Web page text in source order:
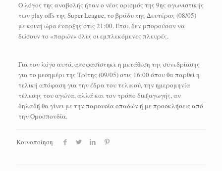
Ο λόγος της αναβολής ήταν ο νέος ορισμός της 9ης αγωνιστικής
των play offs της Super League, το βράδυ της Δευτέρας (08/05)
με κοινή ώρα έναρξης στις 21:00. Έτσι, δεν μπορούσαν να
δώσουν το «παρών» όλες οι εμπλεκόμενες πλευρές.
Για τον λόγο αυτό, αποφασίστηκε η μετάθεση της συνεδρίασης
για το μεσημέρι της Τρίτης (09/05) στις 16:00 όπου θα παρθεί η
τελική απόφαση για την έδρα του τελικού, την ημερομηνία
τέλεσης του αγώνα, αλλά και τον τρόπο διεξαγωγής, αν
δηλαδή θα γίνει με την παρουσία οπαδών ή με προσκλήσεις από
την Ομοσπονδία.
Κοινοποίηση